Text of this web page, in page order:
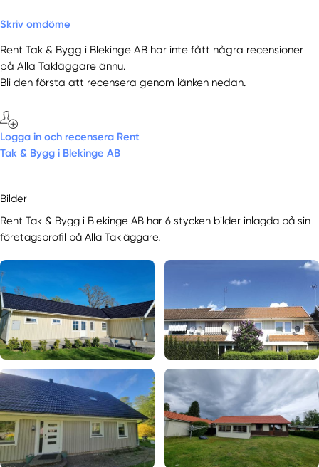
Skriv omdöme
Rent Tak & Bygg i Blekinge AB har inte fått några recensioner
på Alla Takläggare ännu.
Bli den första att recensera genom länken nedan.
Logga in och recensera Rent
Tak & Bygg i Blekinge AB
Bilder
Rent Tak & Bygg i Blekinge AB har 6 stycken bilder inlagda på sin
företagsprofil på Alla Takläggare.